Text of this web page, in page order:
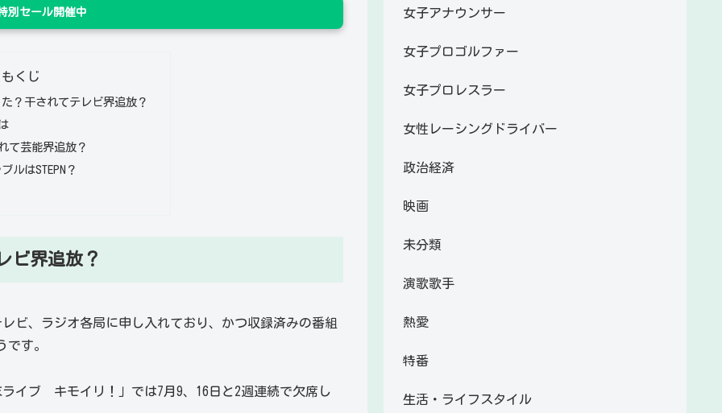
別セール開催中
もくじ
？干されてテレビ界追放？
て芸能界追放？
ルはSTEPN？
ビ界追放？
ビ、ラジオ各局に申し入れており、かつ収録済みの番組
す。
イブ キモイリ！」では7月9、16日と2週連続で欠席し
女子アナウンサー
女子プロゴルファー
女子プロレスラー
女性レーシングドライバー
政治経済
映画
未分類
演歌歌手
熱愛
特番
生活・ライフスタイル